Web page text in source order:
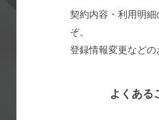
契約内容・利用明
ぞ。
登録情報変更などの
よくある